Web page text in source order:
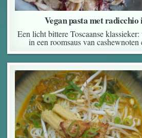
Vegan pasta met radicchio
Een licht bittere Toscaanse
in een roomsaus van